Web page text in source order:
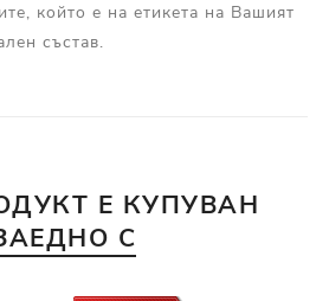
който е на етикета на Вашият
състав.
Е КУПУВАН
С